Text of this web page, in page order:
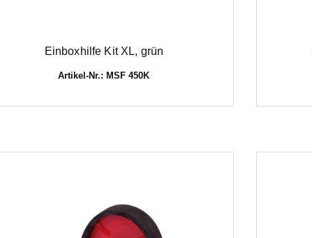
Einboxhilfe Kit XL, grün
Artikel-Nr.: MSF 450K